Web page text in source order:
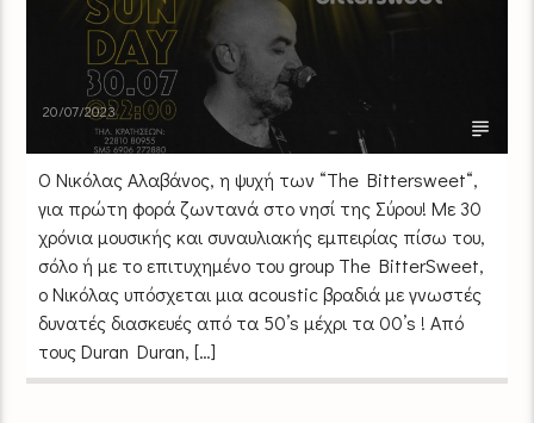
20/07/2023
Ο Νικόλας Αλαβάνος, η ψυχή των “The Bittersweet“,
για πρώτη φορά ζωντανά στο νησί της Σύρου! Με 30
χρόνια μουσικής και συναυλιακής εμπειρίας πίσω του,
σόλο ή με το επιτυχημένο του group The BitterSweet,
ο Νικόλας υπόσχεται μια acoustic βραδιά με γνωστές
δυνατές διασκευές από τα 50’s μέχρι τα 00’s ! Από
τους Duran Duran, […]